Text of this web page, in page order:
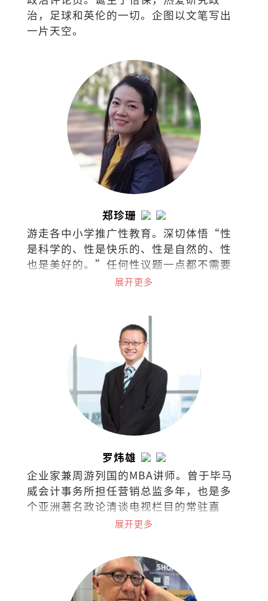
治，足球和英伦的一切。企图以文笔写出
一片天空。
郑珍珊
游走各中小学推广性教育。深切体悟“性
是科学的、性是快乐的、性是自然的、性
也是美好的。”任何性议题一点都不需要
过于隐秘不谈，尤其对身体的认识与接纳
展开更多
罗炜雄
企业家兼周游列国的MBA讲师。曾于毕马
威会计事务所担任营销总监多年，也是多
个亚洲著名政论清谈电视栏目的常驻嘉
宾，常探讨经济、商业、政治热门课题与
展开更多